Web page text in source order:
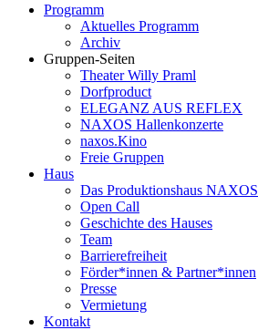
Programm
Aktuelles Programm
Archiv
Gruppen-Seiten
Theater Willy Praml
Dorfproduct
ELEGANZ AUS REFLEX
NAXOS Hallenkonzerte
naxos.Kino
Freie Gruppen
Haus
Das Produktionshaus NAXOS
Open Call
Geschichte des Hauses
Team
Barrierefreiheit
Förder*innen & Partner*innen
Presse
Vermietung
Kontakt